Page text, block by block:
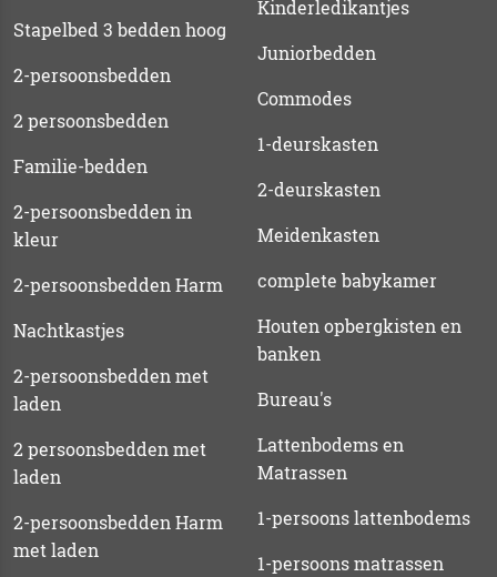
Stapelbed 3 bedden hoog
2-persoonsbedden
2 persoonsbedden
Familie-bedden
2-persoonsbedden in
kleur
2-persoonsbedden Harm
Nachtkastjes
2-persoonsbedden met
laden
2 persoonsbedden met
laden
2-persoonsbedden Harm
met laden
Kinderledikantjes
Juniorbedden
Commodes
1-deurskasten
2-deurskasten
Meidenkasten
complete babykamer
Houten opbergkisten en
banken
Bureau's
Lattenbodems en
Matrassen
1-persoons lattenbodems
1-persoons matrassen